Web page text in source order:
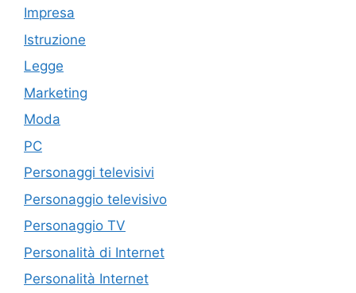
Impresa
Istruzione
Legge
Marketing
Moda
PC
Personaggi televisivi
Personaggio televisivo
Personaggio TV
Personalità di Internet
Personalità Internet